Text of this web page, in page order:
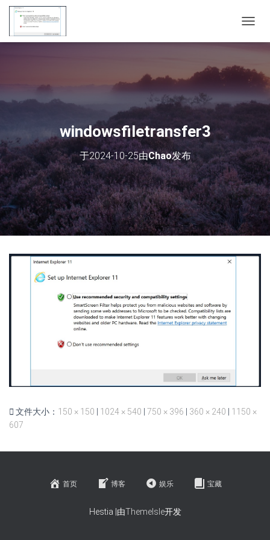
换
windowsfiletransfer3
于2024-10-25由Chao发布
文件大小： 150 × 150 1024 × 540 750 × 396 360 × 240
1150 ×
607
首页 博客 娱乐 宝藏
Hestia |由ThemeIsle开发